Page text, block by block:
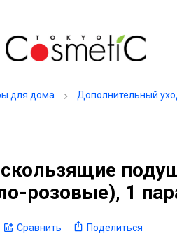
для дома Дополнительный
розовые), 1
Сравнить Поделиться